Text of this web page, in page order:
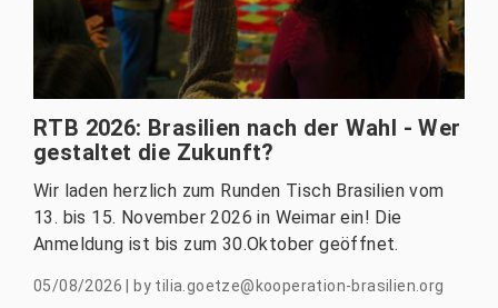
RTB 2026: Brasilien nach der Wahl - Wer
gestaltet die Zukunft?
Wir laden herzlich zum Runden Tisch Brasilien vom
13. bis 15. November 2026 in Weimar ein! Die
Anmeldung ist bis zum 30.Oktober geöffnet.
05/08/2026 by tilia.goetze@kooperation-brasilien.org